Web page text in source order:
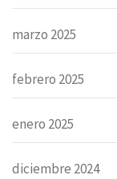
marzo 2025
febrero 2025
enero 2025
diciembre 2024